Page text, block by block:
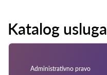
Katalog usluga
Administrativno pravo